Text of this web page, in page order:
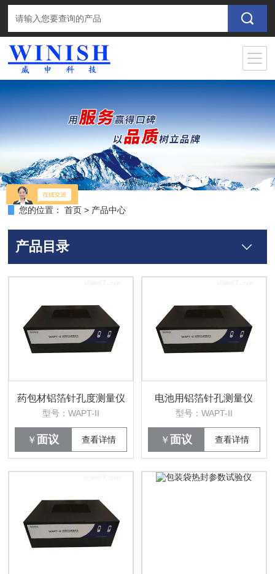
您的位置： 首页 > 产品中心
产品目录
药包材铝箔针孔度测量仪
型号：WAPT-II
￥ 面议 查看详情
电池用铝箔针孔测量仪
型号：WAPT-II
￥ 面议 查看详情